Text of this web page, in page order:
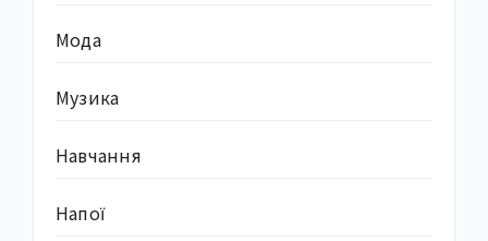
Мода
Музика
Навчання
Напої